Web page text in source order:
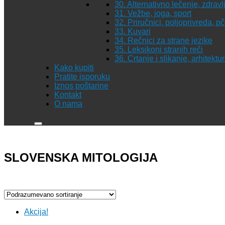
30. Alternativno lečenje,
31. Vežbe, joga, sport
32. Priručnici, poljoprivreda,
33. Kuvari
34. Rečnici za strane jezike
35. Leksikoni stranih reči
36. Crtanje i slikanje,
Kako kupiti
Pratite isporuku
Iznos poštarine
Kontakt
O nama
SLOVENSKA MITOLOGIJA
Akcija!